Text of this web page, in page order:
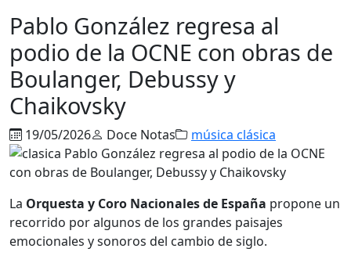
Pablo González regresa al
podio de la OCNE con obras de
Boulanger, Debussy y
Chaikovsky
19/05/2026 Doce Notas música clásica
La Orquesta y Coro Nacionales de España propone un
recorrido por algunos de los grandes paisajes
emocionales y sonoros del cambio de siglo.